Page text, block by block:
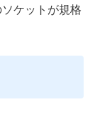
ケットが規格